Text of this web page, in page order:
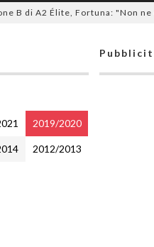
A2 Élite, Fortuna: "Non ne
2019/2020
2012/2013